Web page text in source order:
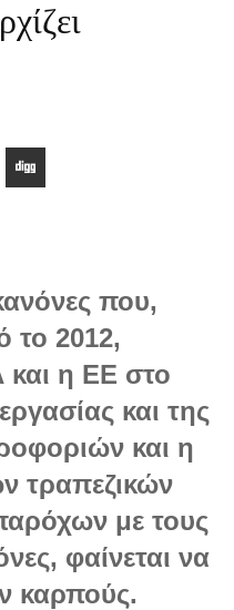
που,
το 2012,
και η ΕΕ στο
και της
και η
τραπεζικών
με τους
φαίνεται να
καρπούς.